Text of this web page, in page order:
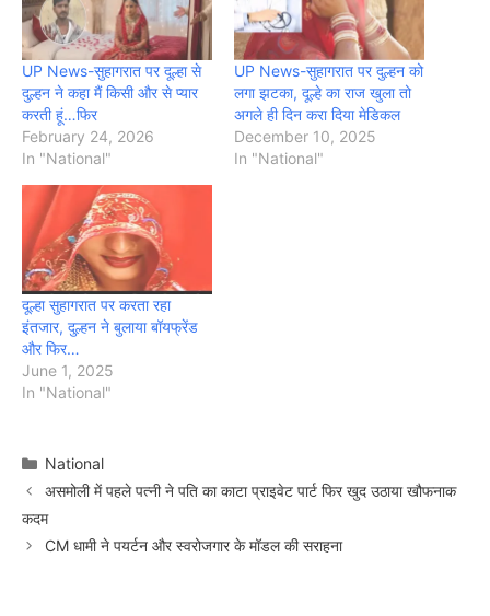
UP News-सुहागरात पर दूल्हा से
दुल्हन ने कहा मैं किसी और से प्यार
करती हूं…फिर
February 24, 2026
In "National"
UP News-सुहागरात पर दुल्हन को
लगा झटका, दूल्हे का राज खुला तो
अगले ही दिन करा दिया मेडिकल
December 10, 2025
In "National"
दूल्हा सुहागरात पर करता रहा
इंतजार, दुल्हन ने बुलाया बॉयफ्रेंड
और फिर…
June 1, 2025
In "National"
Categories
National
असमोली में पहले पत्नी ने पति का काटा प्राइवेट पार्ट फिर खुद उठाया खौफनाक
कदम
CM धामी ने पयर्टन और स्वरोजगार के मॉडल की सराहना